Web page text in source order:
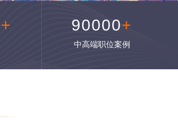
+ 90000+
中高端职位案例